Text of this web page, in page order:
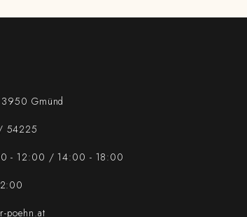
Gmünd
54225
- 12:00 / 14:00 - 18:00
poehn.at